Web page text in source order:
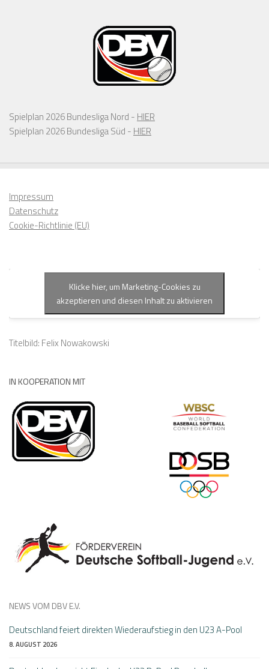
Spielplan 2026 Bundesliga Nord - HIER
Spielplan 2026 Bundesliga Süd - HIER
Impressum
Datenschutz
Cookie-Richtlinie (EU)
Klicke hier, um Marketing-Cookies zu
akzeptieren und diesen Inhalt zu aktivieren
Titelbild: Felix Nowakowski
IN KOOPERATION MIT
NEWS VOM DBV E.V.
Deutschland feiert direkten Wiederaufstieg in den U23 A-Pool
8. AUGUST 2026